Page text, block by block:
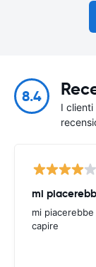
8.4
I
mi
capire